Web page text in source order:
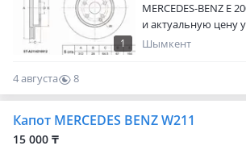
1
MERCEDES-BENZ E
и актуальную цену
менеджера
Шымкент
4 августа
8
0
Капот MERCEDES BENZ W211
15 000 ₸